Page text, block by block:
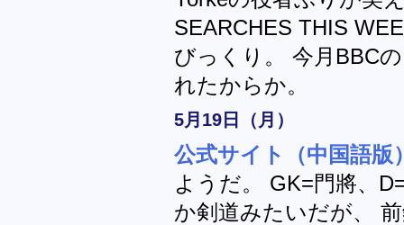
SEARCHES THIS
びっくり。 今月BBC
れたからか。
5月19日（月）
公式サイト（中国語版
ようだ。 GK=門將、
か剣道みたいだが、